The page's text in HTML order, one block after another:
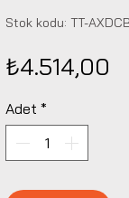
Stok kodu: TT-
₺4.514,00
Adet *